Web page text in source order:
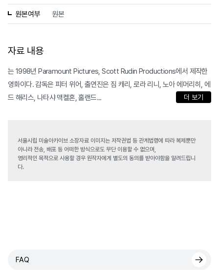
원본여부 원본
자료 내용
는 1998년 Paramount Pictures, Scott Rudin Productions에서 제작한
영화이다. 감독은 피터 위어, 출연진은 짐 캐리, 로라 리니, 노아 에머리히, 에
드 해리스, 나타샤 맥켈혼, 홀랜드...
더 보기
서울시립 미술아카이브 소장자료 이미지는 저작권법 등 관계법령에 따라 복제뿐만
아니라 전송, 배포 등 어떠한 방식으로도 무단 이용할 수 없으며,
영리적인 목적으로 사용할 경우 원작자에게 별도의 동의를 받아야함을 알려드립니
다.
FAQ